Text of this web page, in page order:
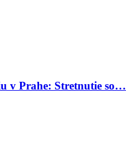
v Prahe: Stretnutie so…